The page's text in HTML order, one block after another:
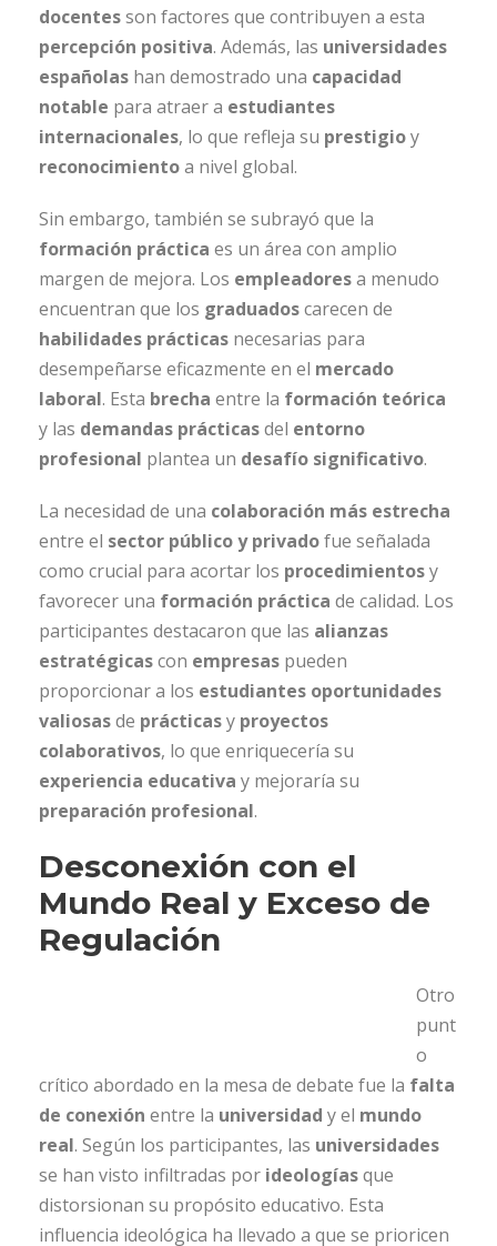
docentesson factores que contribuyen a esta
percepción positiva. Además, las universidades
españolas han demostrado una capacidad
notable para atraer a estudiantes
internacionales, lo que refleja su prestigioy
reconocimientoa nivel global.
Sin embargo, también se subrayó que la
formación práctica es un área con amplio
margen de mejora. Los empleadoresa menudo
encuentran que los graduadoscarecen de
habilidades prácticas necesarias para
desempeñarse eficazmente en el mercado
laboral. Esta brecha entre la formación teórica
y las demandas prácticasdel entorno
profesional plantea un desafío significativo.
La necesidad de una colaboración más estrecha
entre el sector público y privadofue señalada
como crucial para acortar los procedimientosy
favorecer una formación práctica de calidad. Los
participantes destacaron que las alianzas
estratégicascon empresas pueden
proporcionar a los estudiantes oportunidades
valiosasde prácticasy proyectos
colaborativos, lo que enriquecería su
experiencia educativa y mejoraría su
preparación profesional.
Desconexión con el
Mundo Real y Exceso de
Regulación
Otro
punt
o
crítico abordado en la mesa de debate fue la falta
de conexión entre la universidad y el mundo
real. Según los participantes, las universidades
se han visto infiltradas por ideologíasque
distorsionan su propósito educativo. Esta
influencia ideológica ha llevado a que se prioricen